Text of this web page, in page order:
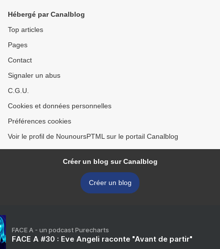
Hébergé par Canalblog
Top articles
Pages
Contact
Signaler un abus
C.G.U.
Cookies et données personnelles
Préférences cookies
Voir le profil de NounoursPTML sur le portail Canalblog
Créer un blog sur Canalblog
Créer un blog
FACE A - un podcast Purecharts
FACE A #30 : Eve Angeli raconte "Avant de partir"